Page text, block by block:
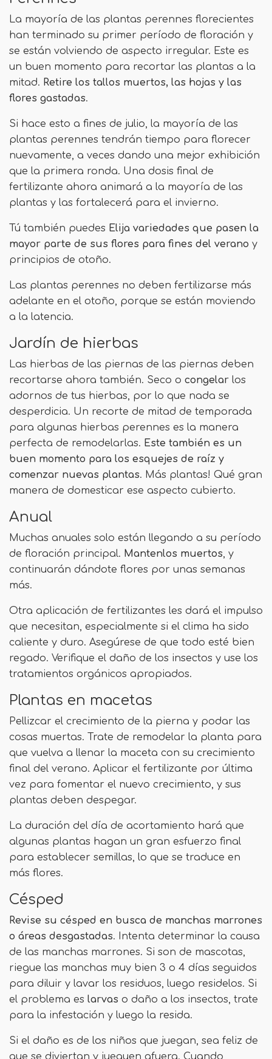
La mayoría de las plantas perennes florecientes
han terminado su primer período de floración y
se están volviendo de aspecto irregular. Este es
un buen momento para recortar las plantas a la
mitad. Retire los tallos muertos, las hojas y las
flores gastadas.
Si hace esto a fines de julio, la mayoría de las
plantas perennes tendrán tiempo para florecer
nuevamente, a veces dando una mejor exhibición
que la primera ronda. Una dosis final de
fertilizante ahora animará a la mayoría de las
plantas y las fortalecerá para el invierno.
Tú también puedes Elija variedades que pasen la
mayor parte de sus flores para fines del verano y
principios de otoño.
Las plantas perennes no deben fertilizarse más
adelante en el otoño, porque se están moviendo
a la latencia.
Jardín de hierbas
Las hierbas de las piernas de las piernas deben
recortarse ahora también. Seco o congelar los
adornos de tus hierbas, por lo que nada se
desperdicia. Un recorte de mitad de temporada
para algunas hierbas perennes es la manera
perfecta de remodelarlas. Este también es un
buen momento para los esquejes de raíz y
comenzar nuevas plantas. Más plantas! Qué gran
manera de domesticar ese aspecto cubierto.
Anual
Muchas anuales solo están llegando a su período
de floración principal. Mantenlos muertos, y
continuarán dándote flores por unas semanas
más.
Otra aplicación de fertilizantes les dará el impulso
que necesitan, especialmente si el clima ha sido
caliente y duro. Asegúrese de que todo esté bien
regado. Verifique el daño de los insectos y use los
tratamientos orgánicos apropiados.
Plantas en macetas
Pellizcar el crecimiento de la pierna y podar las
cosas muertas. Trate de remodelar la planta para
que vuelva a llenar la maceta con su crecimiento
final del verano. Aplicar el fertilizante por última
vez para fomentar el nuevo crecimiento, y sus
plantas deben despegar.
La duración del día de acortamiento hará que
algunas plantas hagan un gran esfuerzo final
para establecer semillas, lo que se traduce en
más flores.
Césped
Revise su césped en busca de manchas marrones
o áreas desgastadas. Intenta determinar la causa
de las manchas marrones. Si son de mascotas,
riegue las manchas muy bien 3 o 4 días seguidos
para diluir y lavar los residuos, luego residelos. Si
el problema es larvas o daño a los insectos, trate
para la infestación y luego la resida.
Si el daño es de los niños que juegan, sea feliz de
que se diviertan y jueguen afuera. Cuando